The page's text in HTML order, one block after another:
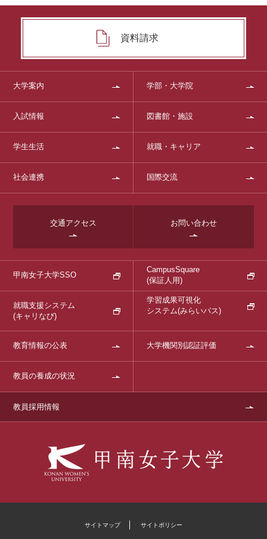
資料請求
大学案内 学部・大学院
入試情報 図書館・施設
学生生活 就職・キャリア
社会連携 国際交流
交通アクセス お問い合わせ
甲南女子大学SSO
CampusSquare
(保証人用)
就職支援システム
(キャリなび)
学習成果可視化
システム(みらいパス)
教育情報の公表 大学機関別認証評価
教員の養成の状況
教員採用情報
サイトマップ サイトポリシー